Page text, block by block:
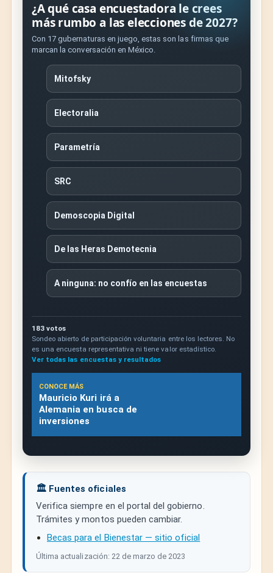
¿A qué casa encuestadora le crees
más rumbo a las elecciones de 2027?
Con 17 gubernaturas en juego, estas son las firmas que
marcan la conversación en México.
Mitofsky
Electoralia
Parametría
SRC
Demoscopia Digital
De las Heras Demotecnia
A ninguna: no confío en las encuestas
183 votos
Sondeo abierto de participación voluntaria entre los lectores. No
es una encuesta representativa ni tiene valor estadístico.
Ver todas las encuestas y resultados
CONOCE MÁS
Mauricio Kuri irá a
Alemania en busca de
inversiones
🏛️ Fuentes oficiales
Verifica siempre en el portal del gobierno.
Trámites y montos pueden cambiar.
Becas para el Bienestar — sitio oficial
Última actualización: 22 de marzo de 2023